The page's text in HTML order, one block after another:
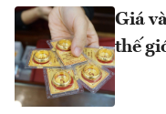
Giá
thế